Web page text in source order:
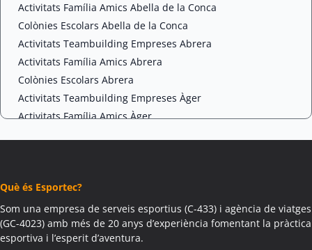
Activitats Família Amics Abella de la Conca
Colònies Escolars Abella de la Conca
Activitats Teambuilding Empreses Abrera
Activitats Família Amics Abrera
Colònies Escolars Abrera
Activitats Teambuilding Empreses Àger
Activitats Família Amics Àger
Colònies Escolars Agramunt
Activitats Teambuilding Empreses Aguilar de Segarra
Activitats Família Amics Aguilar de Segarra
Colònies Escolars Aguilar de Segarra
Què és Esportec?
Som una empresa de serveis esportius (C-433) i agència de viatges
(GC-4023) amb més de 20 anys d’experiència fomentant la pràctica
esportiva i l’esperit d’aventura.